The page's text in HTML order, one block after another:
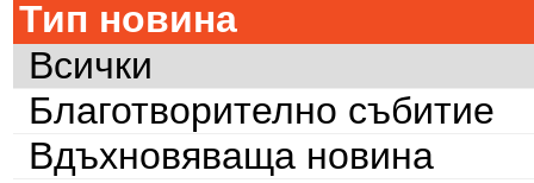
Тип новина
Всички
Благотворително събитие
Вдъхновяваща новина